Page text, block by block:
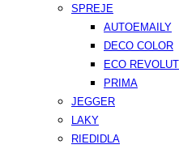
SPREJE
AUTOEMAILY
DECO COLOR
ECO
PRIMA
JEGGER
LAKY
RIEDIDLA